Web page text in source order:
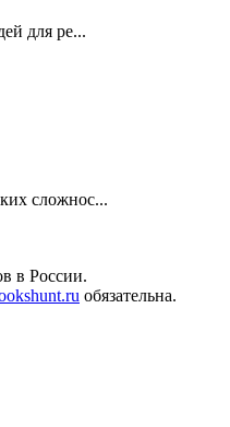
для ре...
сложнос...
в России.
обязательна.